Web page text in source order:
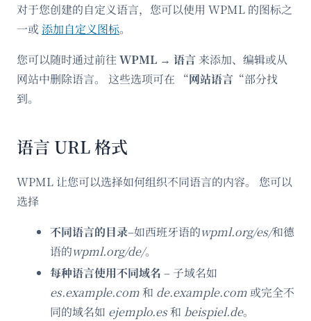
对于您创建的自定义语言，您可以使用 WPML 的图标之
一或 添加自定义图标。
您可以随时通过前往 WPML → 语言 来添加、编辑或从
网站中删除语言。 这些选项可在 “网站语言 “部分找
到。
语言 URL 格式
WPML 让您可以选择如何组织不同语言的内容。 您可以
选择
不同语言的目录–如西班牙语的wpml.org/es/和德
语的wpml.org/de/。
每种语言使用不同域名 – 子域名如
es.example.com和 de.example.com或完全不
同的域名如 ejemplo.es和 beispiel.de。